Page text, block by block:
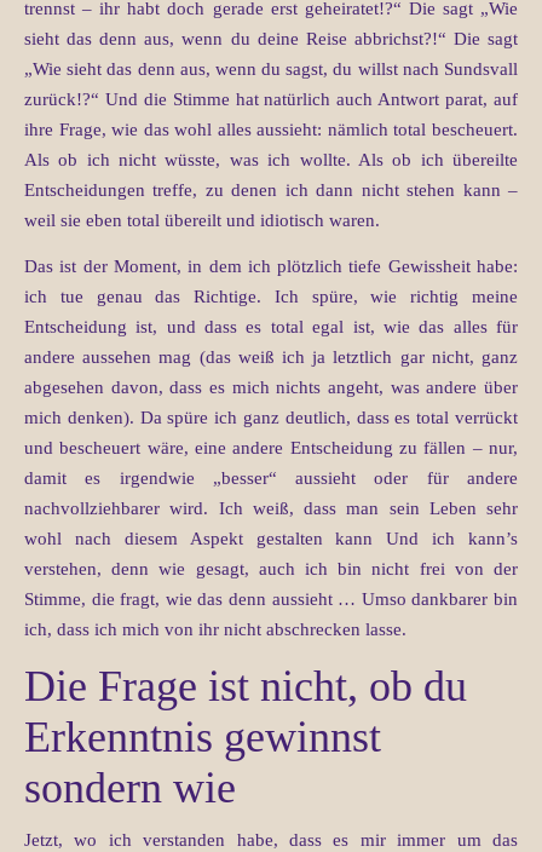
trennst – ihr habt doch gerade erst geheiratet!?“ Die sagt „Wie
sieht das denn aus, wenn du deine Reise abbrichst?!“ Die sagt
„Wie sieht das denn aus, wenn du sagst, du willst nach Sundsvall
zurück!?“ Und die Stimme hat natürlich auch Antwort parat, auf
ihre Frage, wie das wohl alles aussieht: nämlich total bescheuert.
Als ob ich nicht wüsste, was ich wollte. Als ob ich übereilte
Entscheidungen treffe, zu denen ich dann nicht stehen kann –
weil sie eben total übereilt und idiotisch waren.
Das ist der Moment, in dem ich plötzlich tiefe Gewissheit habe:
ich tue genau das Richtige. Ich spüre, wie richtig meine
Entscheidung ist, und dass es total egal ist, wie das alles für
andere aussehen mag (das weiß ich ja letztlich gar nicht, ganz
abgesehen davon, dass es mich nichts angeht, was andere über
mich denken). Da spüre ich ganz deutlich, dass es total verrückt
und bescheuert wäre, eine andere Entscheidung zu fällen – nur,
damit es irgendwie „besser“ aussieht oder für andere
nachvollziehbarer wird. Ich weiß, dass man sein Leben sehr
wohl nach diesem Aspekt gestalten kann Und ich kann’s
verstehen, denn wie gesagt, auch ich bin nicht frei von der
Stimme, die fragt, wie das denn aussieht … Umso dankbarer bin
ich, dass ich mich von ihr nicht abschrecken lasse.
Die Frage ist nicht, ob du
Erkenntnis gewinnst
sondern wie
Jetzt, wo ich verstanden habe, dass es mir immer um das